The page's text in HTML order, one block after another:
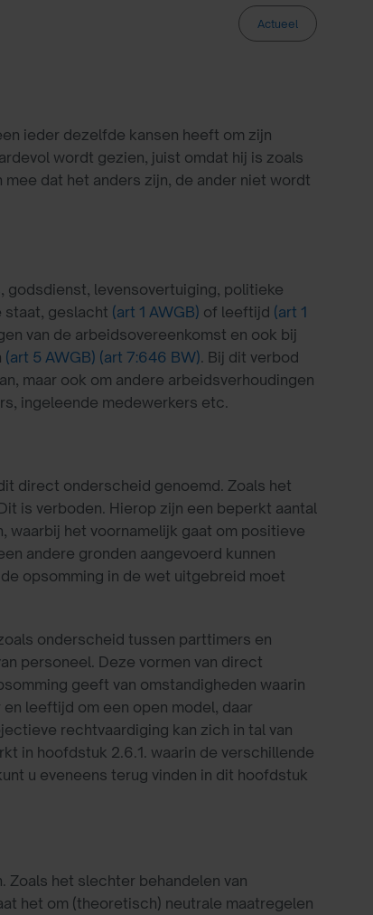
Actueel
ieder dezelfde kansen heeft om zijn
wordt gezien, juist omdat hij is zoals
dat het anders zijn, de ander niet wordt
godsdienst, levensovertuiging, politieke
staat, geslacht (art 1 AWGB) of leeftijd (art 1
van de arbeidsovereenkomst en ook bij
(art 5 AWGB) (art 7:646 BW). Bij dit verbod
maar ook om andere arbeidsverhoudingen
ingeleende medewerkers etc.
direct onderscheid genoemd. Zoals het
is verboden. Hierop zijn een beperkt aantal
het voornamelijk gaat om positieve
andere gronden aangevoerd kunnen
opsomming in de wet uitgebreid moet
onderscheid tussen parttimers en
personeel. Deze vormen van direct
geeft van omstandigheden waarin
leeftijd om een open model, daar
rechtvaardiging kan zich in tal van
in hoofdstuk 2.6.1. waarin de verschillende
u eveneens terug vinden in dit hoofdstuk
Zoals het slechter behandelen van
het om (theoretisch) neutrale maatregelen